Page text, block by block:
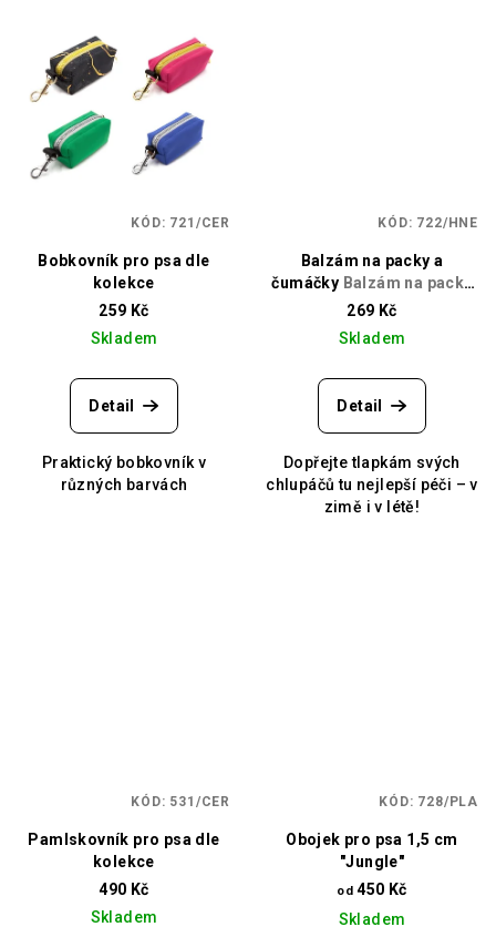
Bobkovník pro psa dle
kolekce
259 Kč
Skladem
Detail
Praktický bobkovník v
různých barvách
KÓD: 721/CER
Balzám na packy a
čumáčky Balzám na packy
a čumáčky
269 Kč
Skladem
Detail
Dopřejte tlapkám svých
chlupáčů tu nejlepší péči – v
zimě i v létě!
KÓD: 722/HNE
Pamlskovník pro psa dle
kolekce
490 Kč
Skladem
KÓD: 531/CER
Obojek pro psa 1,5 cm
"Jungle"
od 450 Kč
Skladem
KÓD: 728/PLA